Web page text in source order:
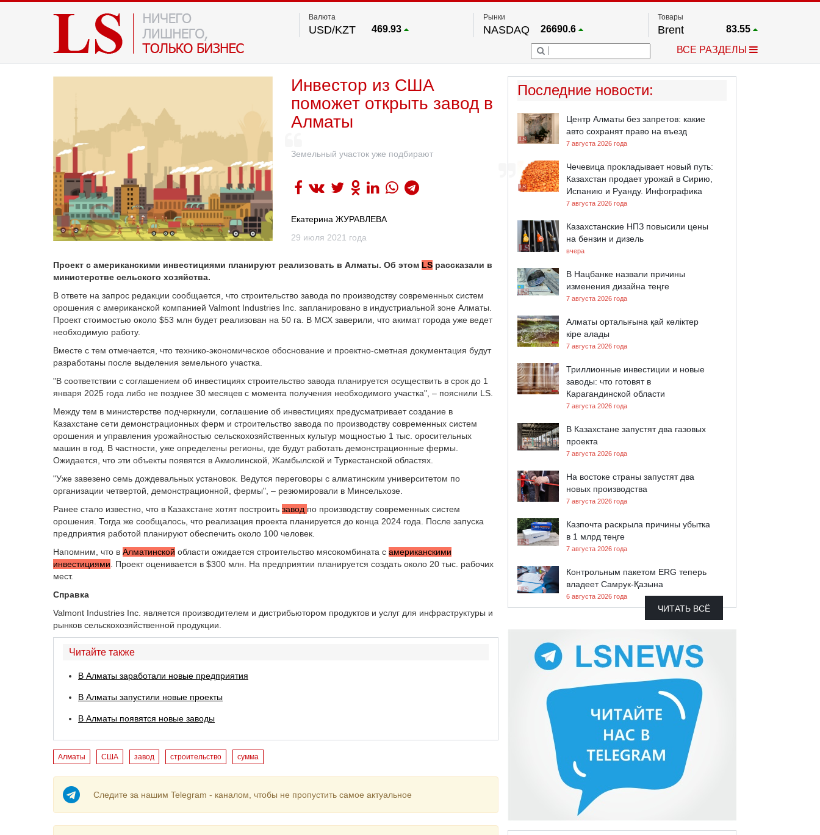
Валюта
USD/KZT 469.93
Рынки
NASDAQ 26690.6
FTSE 100 67.17
54036.9
S&P 500
NYSE 24595.2
Товары
Brent 83.55
Платина
2.662
ВСЕ РАЗДЕЛЫ
Инвестор из США
поможет открыть завод в
Алматы
Земельный участок уже подбирают
Екатерина ЖУРАВЛЕВА
29 июля 2021 года
Проект с американскими инвестициями планируют реализовать в Алматы. Об этом LS рассказали в
министерстве сельского хозяйства.
В ответе на запрос редакции сообщается, что строительство завода по производству современных систем
орошения с американской компанией Valmont Industries Inс. запланировано в индустриальной зоне Алматы.
Проект стоимостью около $53 млн будет реализован на 50 га. В МСХ заверили, что акимат города уже ведет
необходимую работу.
Вместе с тем отмечается, что технико-экономическое обоснование и проектно-сметная документация будут
разработаны после выделения земельного участка.
"В соответствии с соглашением об инвестициях строительство завода планируется осуществить в срок до 1
января 2025 года либо не позднее 30 месяцев с момента получения необходимого участка", – пояснили LS.
Между тем в министерстве подчеркнули, соглашение об инвестициях предусматривает создание в
Казахстане сети демонстрационных ферм и строительство завода по производству современных систем
орошения и управления урожайностью сельскохозяйственных культур мощностью 1 тыс. оросительных
машин в год. В частности, уже определены регионы, где будут работать демонстрационные фермы.
Ожидается, что эти объекты появятся в Акмолинской, Жамбылской и Туркестанской областях.
"Уже завезено семь дождевальных установок. Ведутся переговоры с алматинским университетом по
организации четвертой, демонстрационной, фермы", – резюмировали в Минсельхозе.
Ранее стало известно, что в Казахстане хотят построить завод по производству современных систем
орошения. Тогда же сообщалось, что реализация проекта планируется до конца 2024 года. После запуска
предприятия работой планируют обеспечить около 100 человек.
Напомним, что в Алматинской области ожидается строительство мясокомбината с американскими
инвестициями . Проект оценивается в $300 млн. На предприятии планируется создать около 20 тыс. рабочих
мест.
Справка
Valmont Industries Inc. является производителем и дистрибьютором продуктов и услуг для инфраструктуры и
рынков сельскохозяйственной продукции.
Читайте также
В Алматы заработали новые предприятия
В Алматы запустили новые проекты
В Алматы появятся новые заводы
Алматы США завод строительство сумма
Следите за нашим Telegram - каналом, чтобы не пропустить самое актуальное
Последние новости:
Центр Алматы без запретов: какие
авто сохранят право на въезд
7 августа 2026 года
Чечевица прокладывает новый путь:
Казахстан продает урожай в Сирию,
Испанию и Руанду. Инфографика
7 августа 2026 года
Казахстанские НПЗ повысили цены
на бензин и дизель
вчера
В Нацбанке назвали причины
изменения дизайна теңге
7 августа 2026 года
Алматы орталығына қай көліктер
кіре алады
7 августа 2026 года
Триллионные инвестиции и новые
заводы: что готовят в
Карагандинской области
7 августа 2026 года
В Казахстане запустят два газовых
проекта
7 августа 2026 года
На востоке страны запустят два
новых производства
7 августа 2026 года
Казпочта раскрыла причины убытка
в 1 млрд теңге
7 августа 2026 года
Контрольным пакетом ERG теперь
владеет Самрук-Қазына
6 августа 2026 года
ЧИТАТЬ ВСЁ